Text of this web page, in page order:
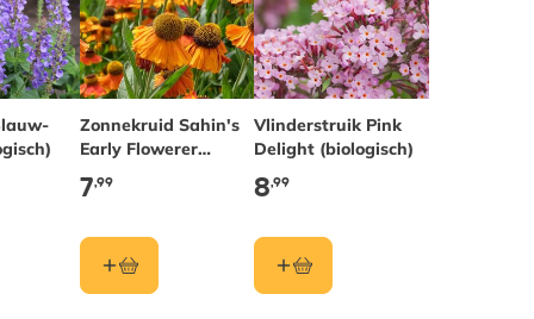
Zonnekruid Sahin's
Early Flowerer
(biologisch)
7,99
Vlinderstruik Pink
Delight (biologisch)
8,99